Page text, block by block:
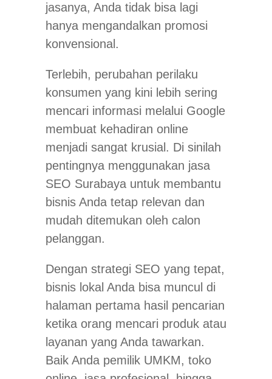
jasanya, Anda tidak bisa lagi
hanya mengandalkan promosi
konvensional.
Terlebih, perubahan perilaku
konsumen yang kini lebih sering
mencari informasi melalui Google
membuat kehadiran online
menjadi sangat krusial. Di sinilah
pentingnya menggunakan jasa
SEO Surabaya untuk membantu
bisnis Anda tetap relevan dan
mudah ditemukan oleh calon
pelanggan.
Dengan strategi SEO yang tepat,
bisnis lokal Anda bisa muncul di
halaman pertama hasil pencarian
ketika orang mencari produk atau
layanan yang Anda tawarkan.
Baik Anda pemilik UMKM, toko